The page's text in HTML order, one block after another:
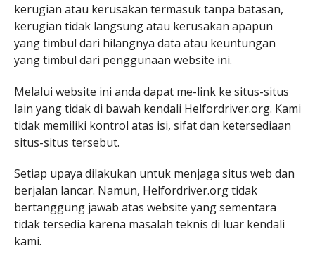
kerugian atau kerusakan termasuk tanpa batasan,
kerugian tidak langsung atau kerusakan apapun
yang timbul dari hilangnya data atau keuntungan
yang timbul dari penggunaan website ini.
Melalui website ini anda dapat me-link ke situs-situs
lain yang tidak di bawah kendali Helfordriver.org. Kami
tidak memiliki kontrol atas isi, sifat dan ketersediaan
situs-situs tersebut.
Setiap upaya dilakukan untuk menjaga situs web dan
berjalan lancar. Namun, Helfordriver.org tidak
bertanggung jawab atas website yang sementara
tidak tersedia karena masalah teknis di luar kendali
kami.